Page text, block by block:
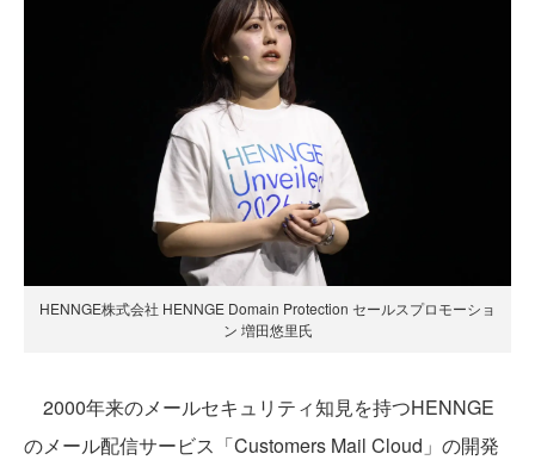
HENNGE株式会社 HENNGE Domain Protection セールスプロモーショ
ン 増田悠里氏
2000年来のメールセキュリティ知見を持つHENNGE
のメール配信サービス「Customers Mail Cloud」の開発